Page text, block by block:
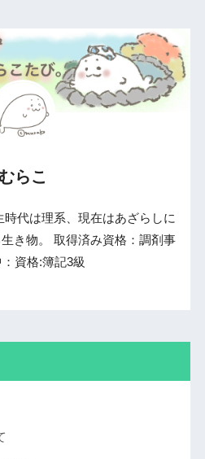
むらこ
代は理系、現在はあざらしに
き物。 取得済み資格：調剤事
資格:簿記3級